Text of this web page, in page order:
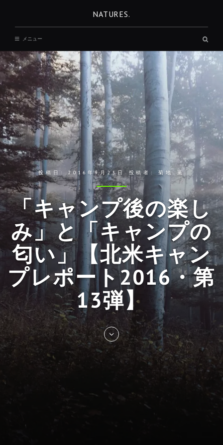
ツ
へ
移
動
NATURES.
メニュー
ボ
ッ
ク
ス
投稿日: 2016年9月23日 投稿者:菊地 薫
「キャンプ後の楽し
み」と「キャンプの
匂い」【北米キャン
プレポート2016・第
13弾】
Skip
to
entry
content